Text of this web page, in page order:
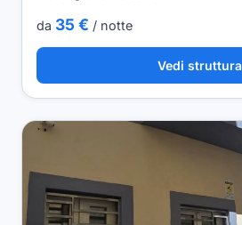
da 35 € / notte
Vedi struttura